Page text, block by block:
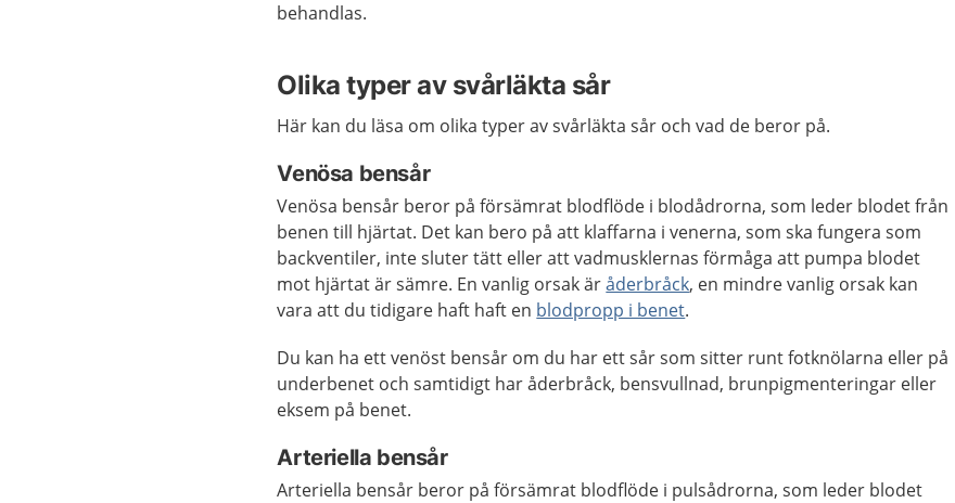
behandlas.
Olika typer av svårläkta sår
Här kan du läsa om olika typer av svårläkta sår och vad de beror på.
Venösa bensår
Venösa bensår beror på försämrat blodflöde i blodådrorna, som leder blodet från
benen till hjärtat. Det kan bero på att klaffarna i venerna, som ska fungera som
backventiler, inte sluter tätt eller att vadmusklernas förmåga att pumpa blodet
mot hjärtat är sämre. En vanlig orsak äråderbråck, en mindre vanlig orsak kan
vara att du tidigare haft haft en blodpropp i benet.
Du kan ha ett venöst bensår om du har ett sår som sitter runt fotknölarna eller på
underbenet och samtidigt har åderbråck, bensvullnad, brunpigmenteringar eller
eksem på benet.
Arteriella bensår
Arteriella bensår beror på försämrat blodflöde i pulsådrorna, som leder blodet